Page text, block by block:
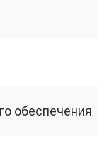
обеспечения